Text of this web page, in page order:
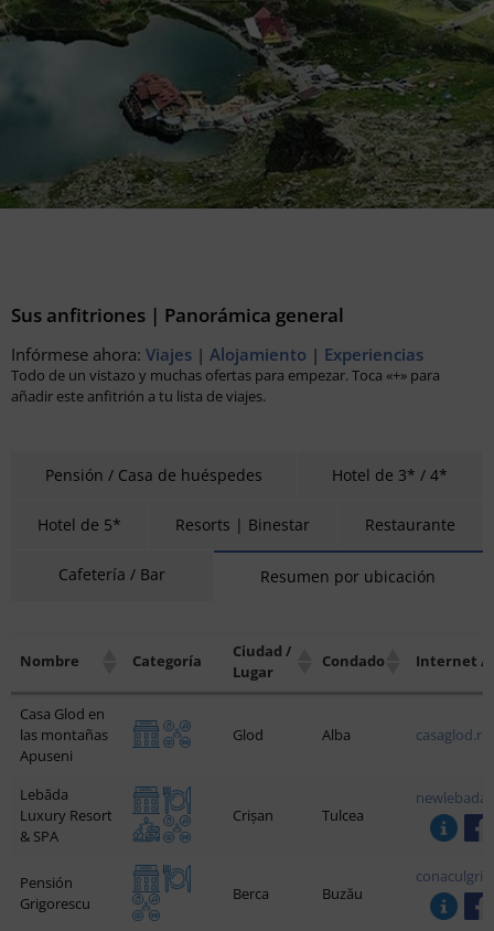
Sus anfitriones | Panorámica general
Infórmese ahora: Viajes | Alojamiento | Experiencias
Todo de un vistazo y muchas ofertas para empezar. Toca «+» para
añadir este anfitrión a tu lista de viajes.
Pensión / Casa de huéspedes Hotel de 3* / 4*
Hotel de 5* Resorts | Binestar Restaurante
Cafetería / Bar Resumen por ubicación
Nombre Categoría
Ciudad /
Lugar
Condado Internet /
Casa Glod en
las montañas
Apuseni
Glod Alba casaglod.ro
Lebăda
Luxury Resort
& SPA
Crișan Tulcea
Pensión
Grigorescu
Berca Buzău